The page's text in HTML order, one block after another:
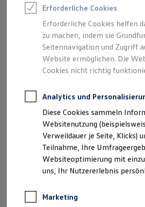
Saisonangebote
Leasing
Leasing-Angebote
Gebrauchtwagen Leasing
Junge Gebrauchtwagen-
Elektroauto Leasing
Kleinwagen-Leasing
Leasing ohne Anzahlung
Autokredit mit
Versicherungen und Garantien
Kfz-Versicherung
Restschuldversicherungen
Garantien
Wartungsverträge
Geschäftskunden
Professional Class bei
Großkunden
Behörden
Anpfiff zum Gewinn
Heinz-Dieter
erhält:
Circle Award
für sein
Erforderliche Cookies
Erforderliche Cookies helfen
zu machen, indem sie
Seitennavigation und Zugriff
Website ermöglichen. Die
Cookies nicht richtig
Analytics und
Diese Cookies sammeln
Websitenutzung
Verweildauer je Seite, Klicks)
Teilnahme, Ihre
Websiteoptimierung mit
uns, Ihr Nutzererlebnis
Marketing